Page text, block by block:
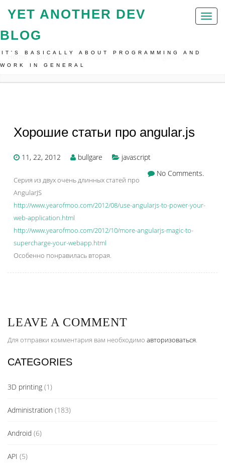
Toggle
YET ANOTHER DEV
BLOG
IT'S BASICALLY ABOUT PROGRAMMING AND
WORK IN GENERAL
Home Javascript Хорошие Статьи Про Angular.js
Хорошие статьи про angular.js
11, 22, 2012 bullgare
javascript
No Comments.
Серия из двух очень длинных статей про
AngularJS
http://www.yearofmoo.com/2012/08/use-angularjs-to-power-your-
web-application.html
http://www.yearofmoo.com/2012/10/more-angularjs-magic-to-
supercharge-your-webapp.html
Особенно понравилась вторая.
LEAVE A COMMENT
Для отправки комментария вам необходимо авторизоваться.
CATEGORIES
3D printing (1)
Administration (183)
Android (6)
API (5)